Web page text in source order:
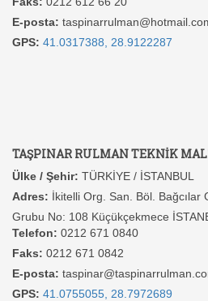
E-posta:
GPS: 41.0317388, 28.9122287
TAŞPINAR RULMAN TEKNİK
Ülke / Şehir: TÜRKİYE / İSTANBUL
Adres: İkitelli Org. San. Böl. Bağcılar
Grubu No: 108 Küçükçekmece
Telefon: 0212 671 0840
Faks: 0212 671 0842
E-posta:
GPS: 41.0755055, 28.7972689